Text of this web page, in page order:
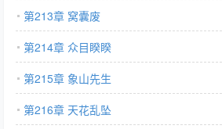
第213章 窝囊废
第214章 众目睽睽
第215章 象山先生
第216章 天花乱坠